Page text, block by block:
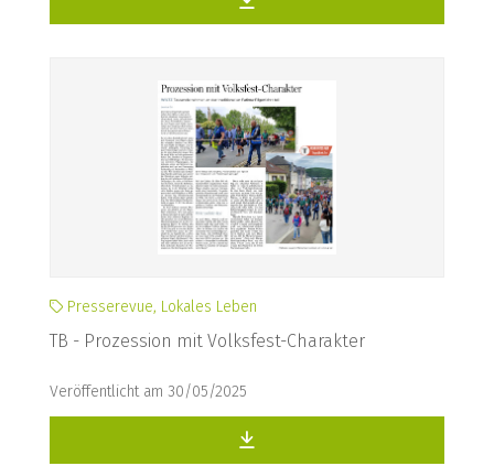
Presserevue, Lokales Leben
TB - Prozession mit Volksfest-Charakter
Veröffentlicht am 30/05/2025